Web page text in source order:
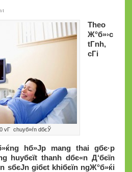
vГ chuyб»ѓn dбєЎ
Theo
Ж°б»›c
tГ­nh,
cГі
hб»Јp mang thai gбє·p
huyбєїt thanh dбє«n Д‘бєїn
sбєЈn giбє­t khiбєїn ngЖ°б»ќi